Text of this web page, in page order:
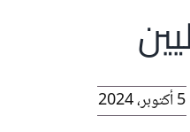
5 أكتوبر، 2024